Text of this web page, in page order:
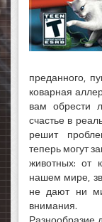
преданного,
коварная
вам обрести
счастье в
решит
теперь могут
животных: от
нашем мире,
не дают ни
внимания.